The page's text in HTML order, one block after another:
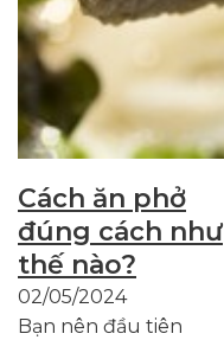
Cách ăn phở
đúng cách như
thế nào?
02/05/2024
Bạn nên đầu tiên